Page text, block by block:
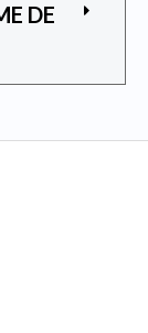
DE